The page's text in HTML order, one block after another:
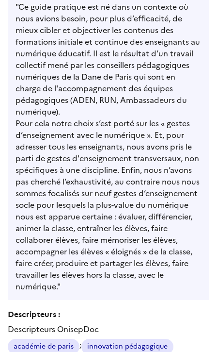
"Ce guide pratique est né dans un contexte où
nous avions besoin, pour plus d’efficacité, de
mieux cibler et objectiver les contenus des
formations initiale et continue des enseignants au
numérique éducatif. Il est le résultat d’un travail
collectif mené par les conseillers pédagogiques
numériques de la Dane de Paris qui sont en
charge de l'accompagnement des équipes
pédagogiques (ADEN, RUN, Ambassadeurs du
numérique).
Pour cela notre choix s’est porté sur les « gestes
d’enseignement avec le numérique ». Et, pour
adresser tous les enseignants, nous avons pris le
parti de gestes d'enseignement transversaux, non
spécifiques à une discipline. Enfin, nous n’avons
pas cherché l’exhaustivité, au contraire nous nous
sommes focalisés sur neuf gestes d’enseignement
socle pour lesquels la plus-value du numérique
nous est apparue certaine : évaluer, différencier,
animer la classe, entraîner les élèves, faire
collaborer élèves, faire mémoriser les élèves,
accompagner les élèves « éloignés » de la classe,
faire créer, produire et partager les élèves, faire
travailler les élèves hors la classe, avec le
numérique."
Descripteurs :
Descripteurs OnisepDoc
académie de paris ; innovation pédagogique